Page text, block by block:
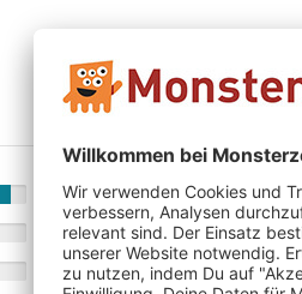
83%
8%
8%
Silvia Meißner
Absolutes
Claudia